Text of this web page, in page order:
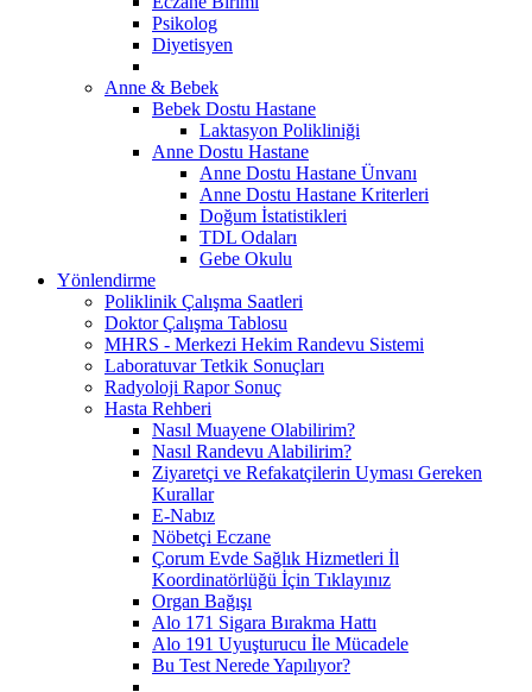
Psikolog
Diyetisyen
Anne & Bebek
Bebek Dostu Hastane
Laktasyon Polikliniği
Anne Dostu Hastane
Anne Dostu Hastane Ünvanı
Anne Dostu Hastane Kriterleri
Doğum İstatistikleri
TDL Odaları
Gebe Okulu
Yönlendirme
Poliklinik Çalışma Saatleri
Doktor Çalışma Tablosu
MHRS - Merkezi Hekim Randevu Sistemi
Laboratuvar Tetkik Sonuçları
Radyoloji Rapor Sonuç
Hasta Rehberi
Nasıl Muayene Olabilirim?
Nasıl Randevu Alabilirim?
Ziyaretçi ve Refakatçilerin Uyması Gereken
Kurallar
E-Nabız
Nöbetçi Eczane
Çorum Evde Sağlık Hizmetleri İl
Koordinatörlüğü İçin Tıklayınız
Organ Bağışı
Alo 171 Sigara Bırakma Hattı
Alo 191 Uyuşturucu İle Mücadele
Bu Test Nerede Yapılıyor?